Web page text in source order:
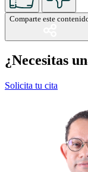
Comparte este
¿Necesitas
Solicita tu cita